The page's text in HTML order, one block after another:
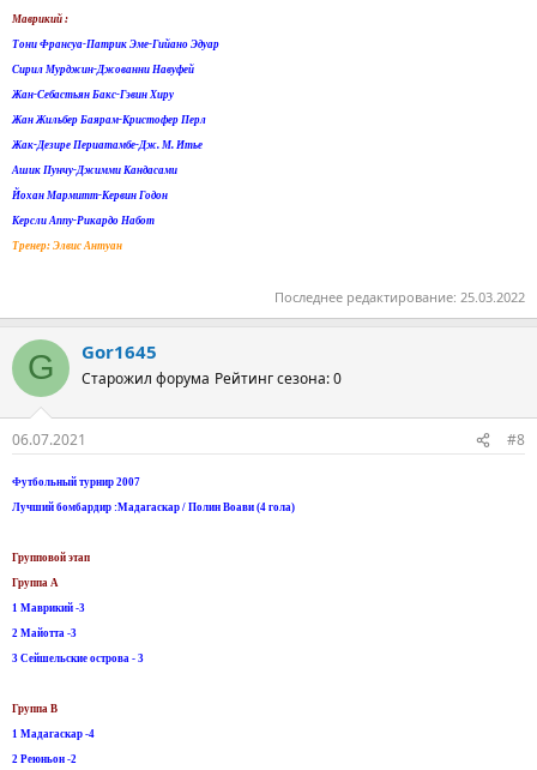
Маврикий :
Тони Франсуа-Патрик Эме-Гийано Эдуар
Сирил Мурджин-Джованни Навуфей
Жан-Себастьян Бакс-Гэвин Хиру
Жан Жильбер Баярам-Кристофер Перл
Жак-Дезире Периатамбе-Дж. М. Итье
Ашик Пунчу-Джимми Кандасами
Йохан Мармитт-Кервин Годон
Керсли Аппу-Рикардо Набот
Тренер: Элвис Антуан
Последнее редактирование: 25.03.2022
G Gor1645
Старожил форума Рейтинг сезона: 0
06.07.2021 #8
Футбольный турнир 2007
Лучший бомбардир :Мадагаскар / Полин Воави (4 гола)
Групповой этап
Группа А
1 Маврикий -3
2 Майотта -3
3 Сейшельские острова - 3
Группа B
1 Мадагаскар -4
2 Реюньон -2